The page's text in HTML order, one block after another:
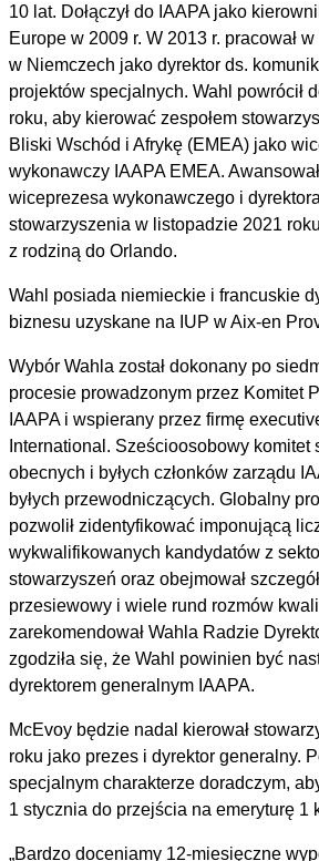
10 lat. Dołączył do IAAPA jako
Europe w 2009 r. W 2013 r. pracował
w Niemczech jako dyrektor ds.
projektów specjalnych. Wahl powrócił
roku, aby kierować zespołem
Bliski Wschód i Afrykę (EMEA) jako
wykonawczy IAAPA EMEA.
wiceprezesa wykonawczego i
stowarzyszenia w listopadzie 2021
z rodziną do Orlando.
Wahl posiada niemieckie i francuskie
biznesu uzyskane na IUP w Aix-en
Wybór Wahla został dokonany po
procesie prowadzonym przez Komitet
IAAPA i wspierany przez firmę
International. Sześcioosobowy komitet
obecnych i byłych członków zarządu
byłych przewodniczących. Globalny
pozwolił zidentyfikować imponującą
wykwalifikowanych kandydatów z
stowarzyszeń oraz obejmował
przesiewowy i wiele rund rozmów
zarekomendował Wahla Radzie
zgodziła się, że Wahl powinien być
dyrektorem generalnym IAAPA.
McEvoy będzie nadal kierował
roku jako prezes i dyrektor generalny.
specjalnym charakterze doradczym,
1 stycznia do przejścia na emeryturę 1
„Bardzo doceniamy 12-miesięczne